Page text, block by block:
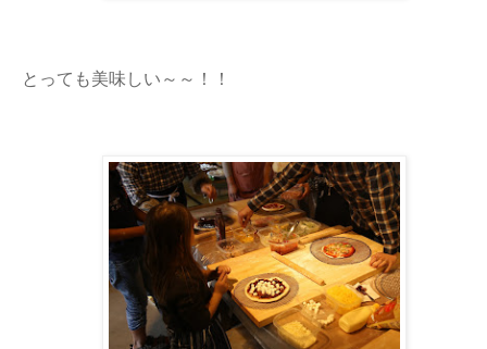
とっても美味しい～～！！